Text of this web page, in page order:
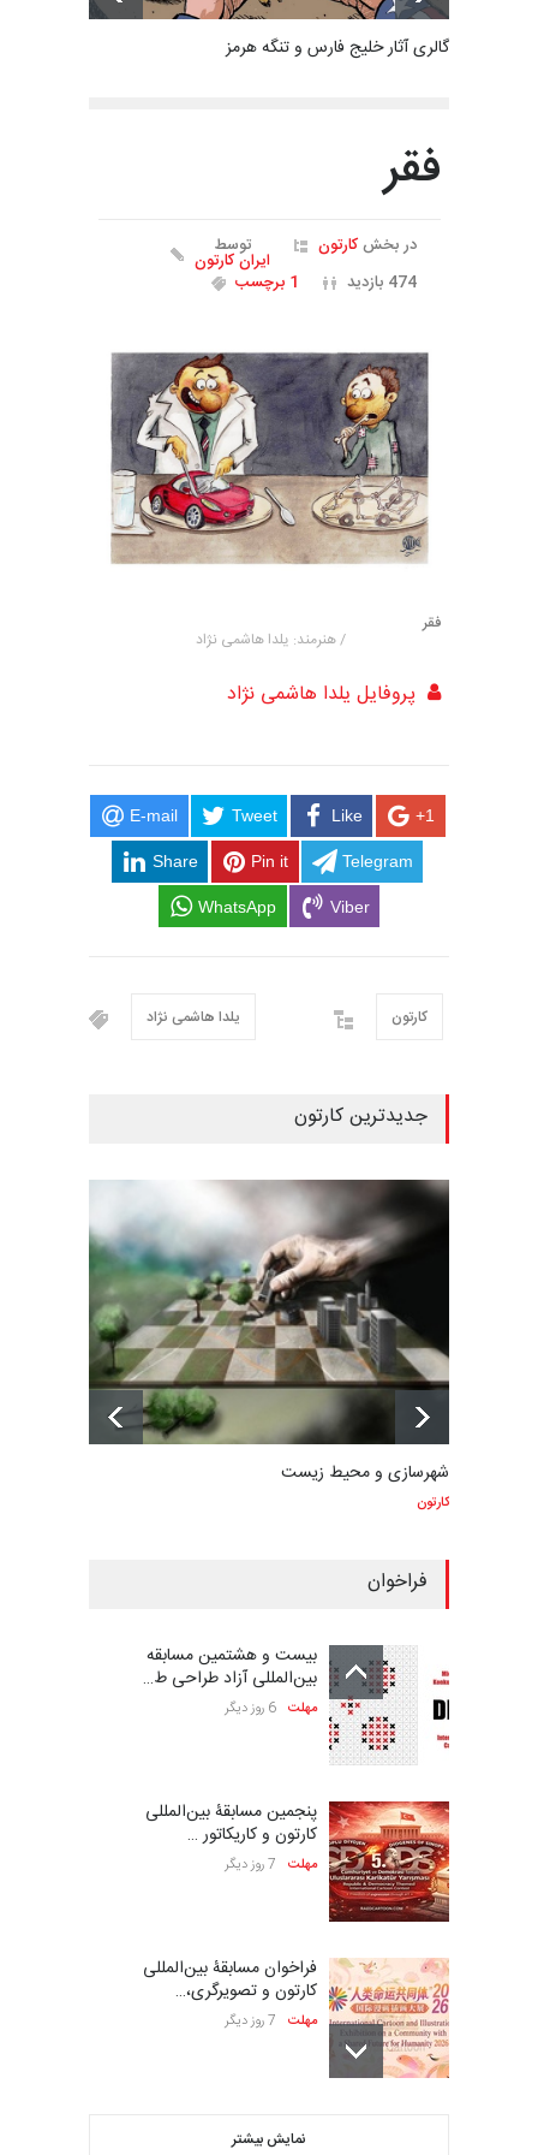
گالری آثار خلیج فارس و تنگه هرمز
فقر
در بخشکارتون توسط
ایران کارتون
474 بازدید
1 برچسب
فقر
/ هنرمند: یلدا هاشمی نژاد
پروفایل یلدا هاشمی نژاد
E-mail Tweet Like +1
Share Pin it Telegram
WhatsApp Viber
یلدا هاشمی نژاد کارتون
جدیدترین کارتون
شهرسازی و محیط زیست
کارتون
فراخوان
بیست و هشتمین مسابقه
بین‌المللی آزاد طراحی ط…
مهلت 6 روز دیگر
پنجمین مسابقۀ بین‌المللی
کارتون و کاریکاتور …
مهلت 7 روز دیگر
فراخوان مسابقۀ بین‌المللی
کارتون و تصویرگری،…
مهلت 7 روز دیگر
ششمین جشنواره بین‌المللی
کاریکاتور CIK Damad…
نمایش بیشتر